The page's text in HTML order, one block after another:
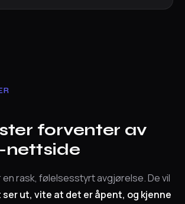
forventer av
nettside
rask, følelsesstyrt avgjørelse. De vil
ut, vite at det er åpent, og kjenne